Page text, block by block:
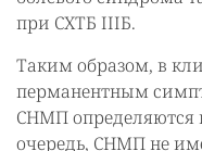
при СХТБ IIIБ.
Таким образом, в
перманентным
СНМП определяются
очередь, СНМП не